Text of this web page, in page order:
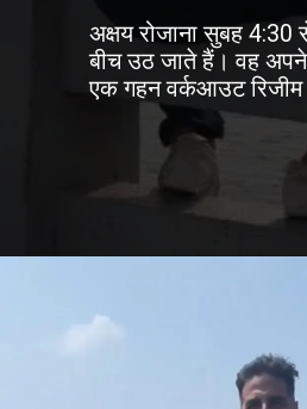
अक्षय रोजाना सुबह
बीच उठ जाते हैं। वह
एक गहन वर्कआउट